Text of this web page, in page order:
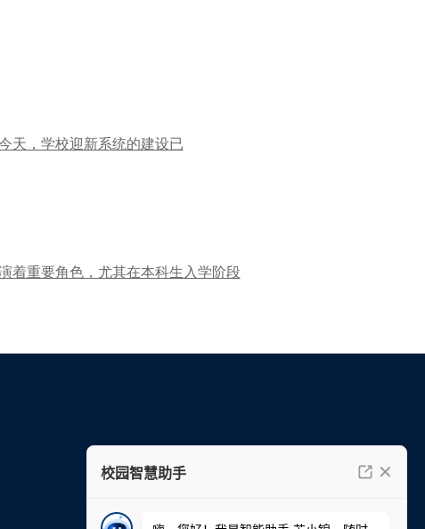
天，学校迎新系统的建设已
着重要角色，尤其在本科生入学阶段
工作机会